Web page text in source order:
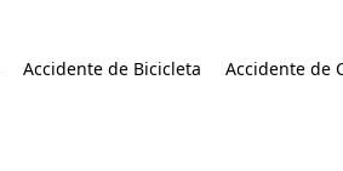
Accidente de Bicicleta Accidente de